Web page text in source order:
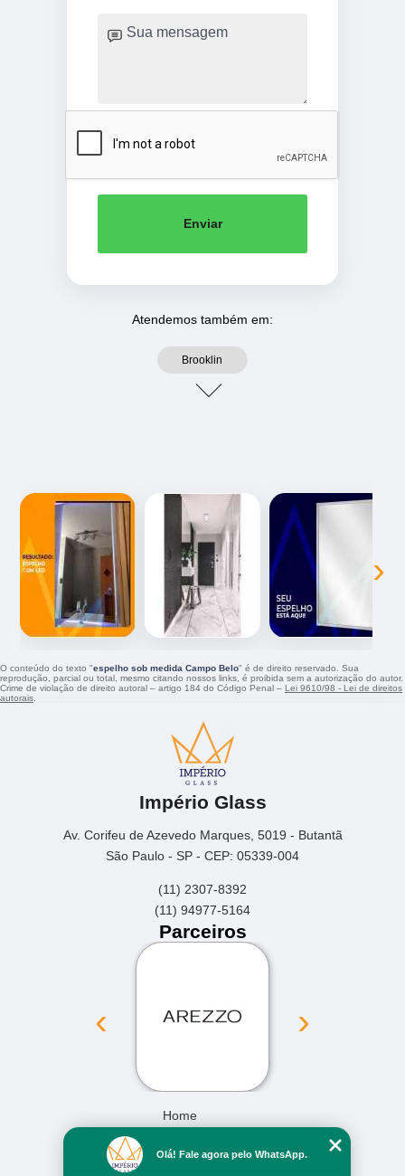
Enviar
Atendemos também em:
Brooklin
‹ ›
O conteúdo do texto "espelho sob medida Campo Belo" é de direito reservado. Sua
reprodução, parcial ou total, mesmo citando nossos links, é proibida sem a autorização do autor.
Crime de violação de direito autoral – artigo 184 do Código Penal – Lei 9610/98 - Lei de direitos
autorais
Império Glass
Av. Corifeu de Azevedo Marques, 5019 - Butantã
São Paulo - SP - CEP: 05339-004
(11) 2307-8392
(11) 94977-5164
Parceiros
‹ ›
Home
Missão
Olá! Fale agora pelo WhatsApp.